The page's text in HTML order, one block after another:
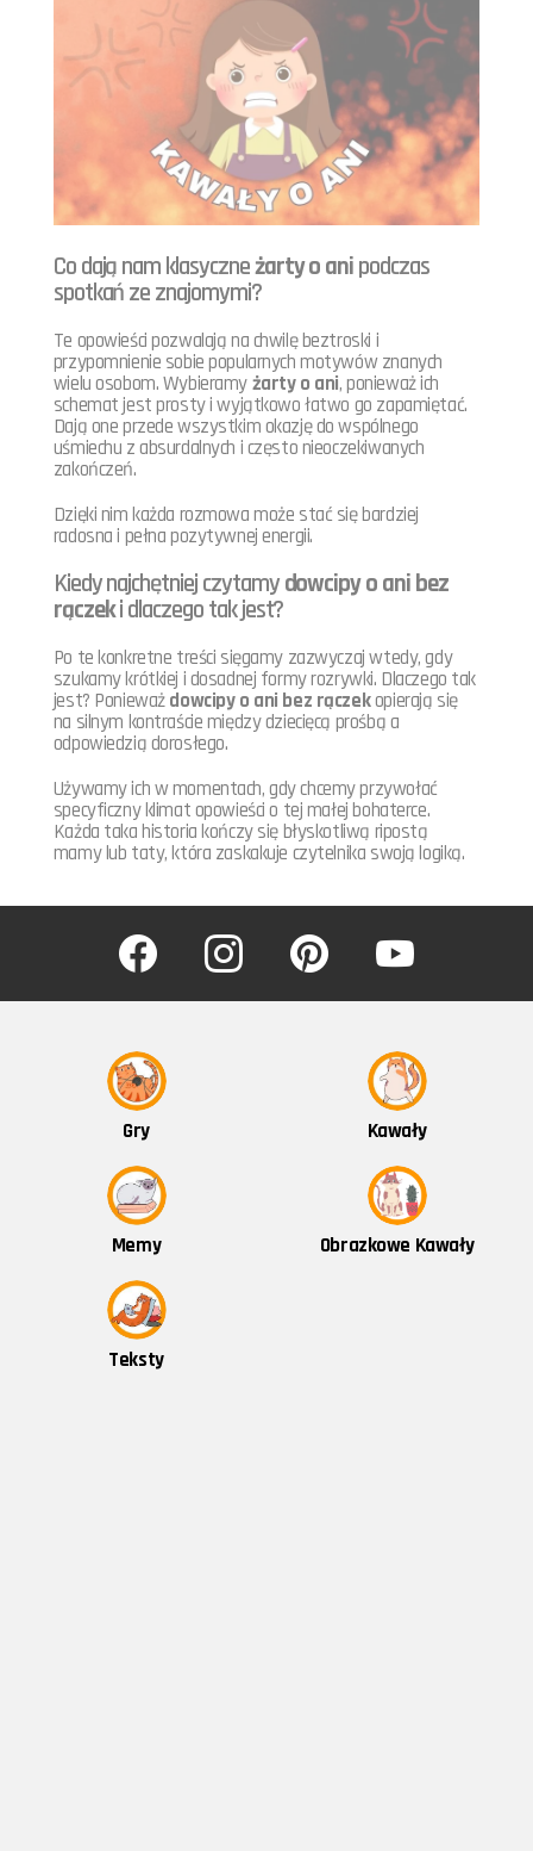
Co dają nam klasyczneżarty o anipodczas
spotkań ze znajomymi?
Te opowieści pozwalają na chwilę beztroski i
przypomnienie sobie popularnych motywów znanych
wielu osobom. Wybieramyżarty o ani, ponieważ ich
schemat jest prosty i wyjątkowo łatwo go zapamiętać.
Dają one przede wszystkim okazję do wspólnego
uśmiechu z absurdalnych i często nieoczekiwanych
zakończeń.
Dzięki nim każda rozmowa może stać się bardziej
radosna i pełna pozytywnej energii.
Kiedy najchętniej czytamydowcipy o ani bez
rączeki dlaczego tak jest?
Po te konkretne treści sięgamy zazwyczaj wtedy, gdy
szukamy krótkiej i dosadnej formy rozrywki. Dlaczego tak
jest? Ponieważdowcipy o ani bez rączekopierają się
na silnym kontraście między dziecięcą prośbą a
odpowiedzią dorosłego.
Używamy ich w momentach, gdy chcemy przywołać
specyficzny klimat opowieści o tej małej bohaterce.
Każda taka historia kończy się błyskotliwą ripostą
mamy lub taty, która zaskakuje czytelnika swoją logiką.
facebook instagram pinterest youtube
Gry Kawały
Memy Obrazkowe Kawały
Teksty